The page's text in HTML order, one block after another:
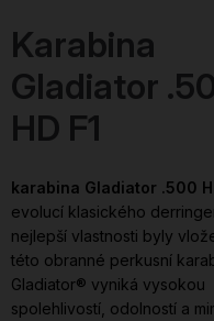
Karabina
Gladiator
HD F1
karabina Gladiator .500
evolucí klasického
nejlepší vlastnosti byly
této obranné perkusní
Gladiator® vyniká vysokou
spolehlivostí, odolností a